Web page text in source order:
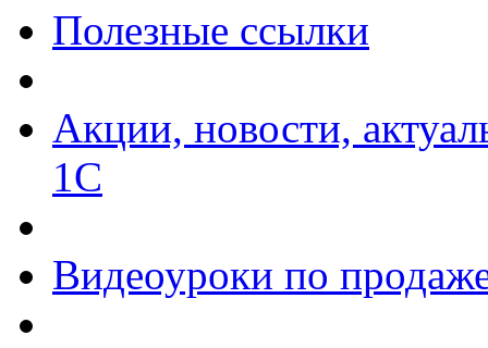
Полезные ссылки
Акции, новости,
1С
Видеоуроки по